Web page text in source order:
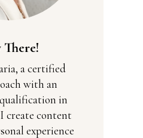
There!
a certified
with an
in
create content
experience